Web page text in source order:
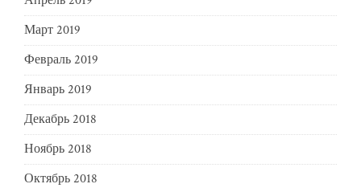
Март 2019
Февраль 2019
Январь 2019
Декабрь 2018
Ноябрь 2018
Октябрь 2018